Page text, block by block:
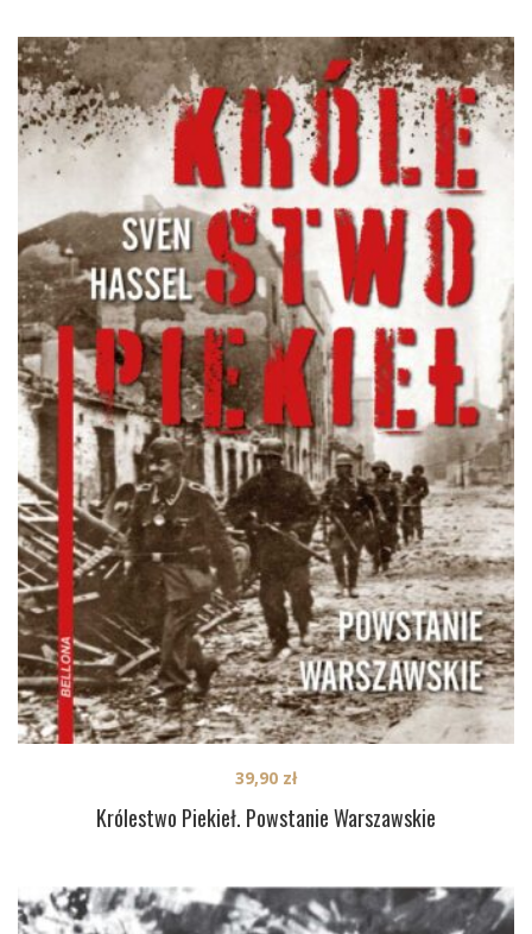
Królestwo Piekieł. Powstanie Warszawskie
39,90 zł